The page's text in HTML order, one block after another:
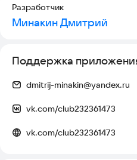
Разработчик
Минакин Дмитрий
Поддержка
dmitrij-minakin@yandex.ru
vk.com/club232361473
vk.com/club232361473